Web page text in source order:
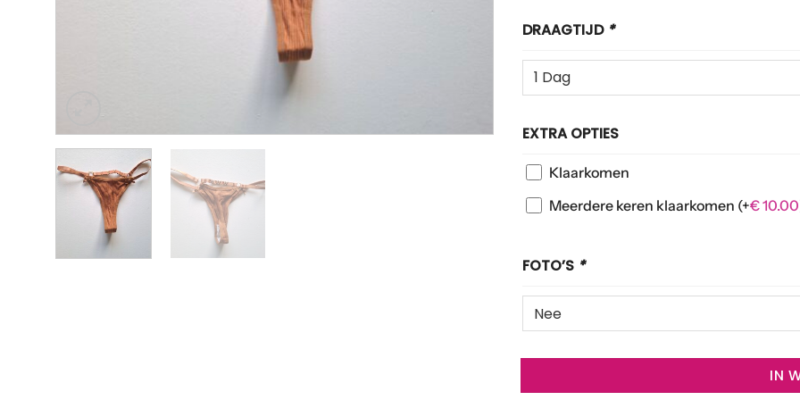
DRAAGTIJD *
EXTRA OPTIES
Klaarkomen
Meerdere keren klaarkomen (+€10.00
FOTO’S *
IN